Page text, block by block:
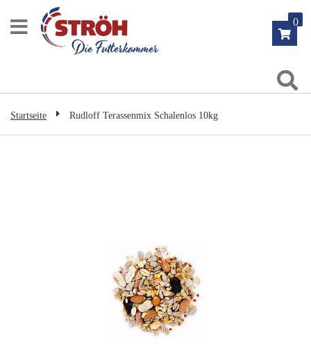
Inhalt
0
Startseite Rudloff Terassenmix Schalenlos 10kg